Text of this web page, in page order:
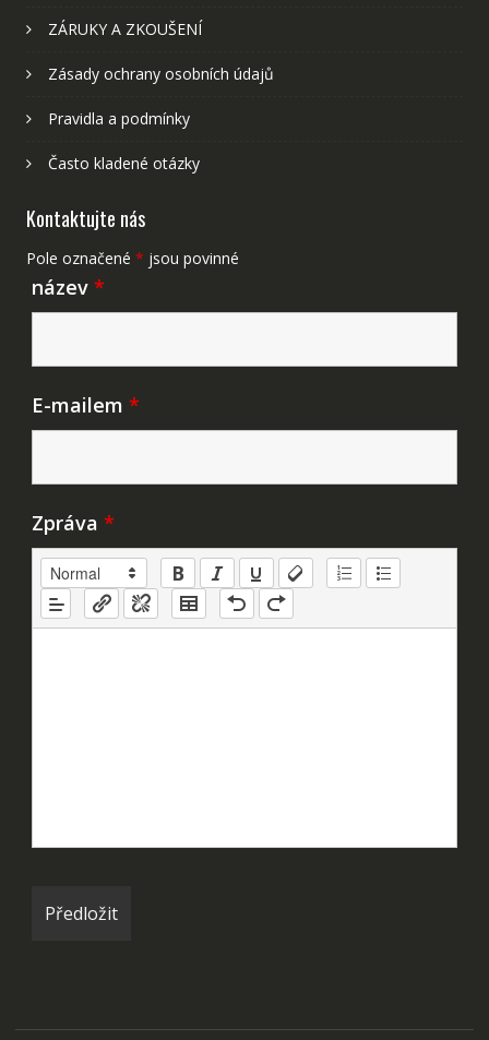
ZÁRUKY A ZKOUŠENÍ
Zásady ochrany osobních údajů
Pravidla a podmínky
Často kladené otázky
Kontaktujte nás
Pole označené * jsou povinné
název *
E-mailem *
Zpráva *